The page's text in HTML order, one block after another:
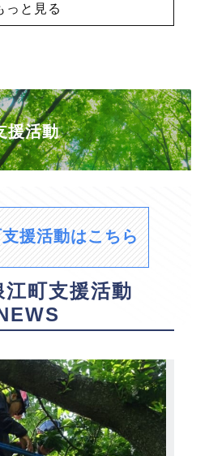
っと見る
援活動
援活動はこちら
江町支援活動